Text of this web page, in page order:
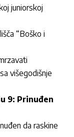
juniorskoj
“Boško i
višegodišnje
9: Prinuđen
da raskine